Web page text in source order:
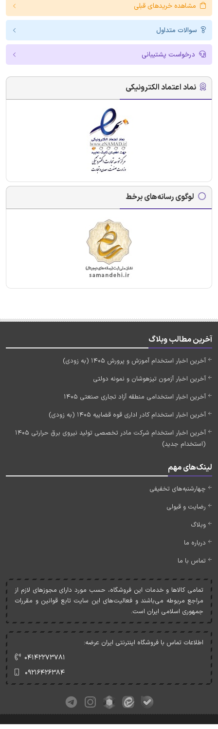
مشاهده خریدهای قبلی
سوالات متداول
درخواست پشتیبانی
نماد اعتماد الکترونیکی
لوگوی رسانه‌های برخط
آخرین مطالب وبلاگ
آخرین اخبار استخدام آموزش و پرورش 1405 (به زودی)
آخرین اخبار آزمون تیزهوشان و نمونه دولتی
آخرین اخبار استخدامی منطقه آزاد تجاری صنعتی 1405
آخرین اخبار استخدام کادر اداری قوه قضاییه 1405 (به زودی)
آخرین اخبار استخدام شرکت مادر تخصصی تولید نیروی برق حرارتی 1405
(استخدام جدید)
لینک‌های مهم
چهارشنبه‌های تخفیفی
رضایت و قبولی
وبلاگ
درباره ما
تماس با ما
تمامی کالاها و خدمات اين فروشگاه، حسب مورد دارای مجوزهای لازم از
مراجع مربوطه می‌باشند و فعاليت‌های اين سايت تابع قوانين و مقررات
جمهوری اسلامی ايران است.
اطلاعات تماس با فروشگاه اینترنتی ایران عرضه:
۰۴۱۴۲۲۷۳۷۸۱
۰۹۲۱۶۴۲۶۳۸۴